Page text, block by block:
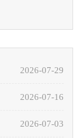
2026-07-29
2026-07-16
2026-07-03